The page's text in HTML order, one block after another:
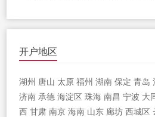
开户地区
湖州 唐山 太原 福州 湖南 保定 青岛
济南 承德 海淀区 珠海 南昌 宁波 大
西 甘肃 南京 海南 山东 廊坊 西城区